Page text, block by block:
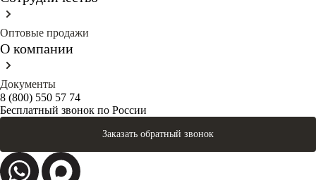
Оптовые продажи
О компании
Документы
8 (800) 550 57 74
Бесплатный звонок по России
Заказать обратный звонок